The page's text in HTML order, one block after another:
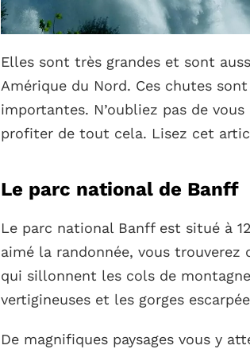
Elles sont très grandes et sont
Amérique du Nord. Ces chutes
importantes. N’oubliez pas de
profiter de tout cela. Lisez cet
Le parc national de Banff
Le parc national Banff est situé à
aimé la randonnée, vous
qui sillonnent les cols de
vertigineuses et les gorges
De magnifiques paysages vous y